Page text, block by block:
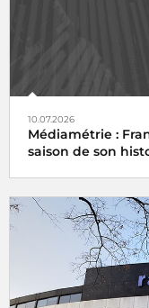
10.07.2026
Médiamétrie :
saison de son